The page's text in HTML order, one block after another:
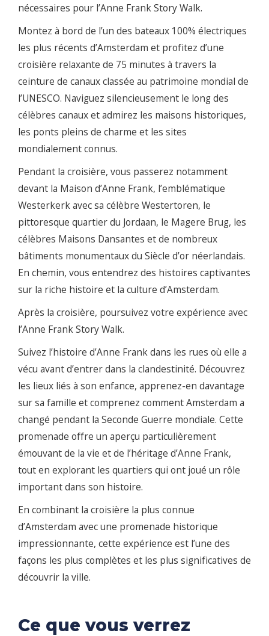
nécessaires pour l’Anne Frank Story Walk.
Montez à bord de l’un des bateaux 100% électriques
les plus récents d’Amsterdam et profitez d’une
croisière relaxante de 75 minutes à travers la
ceinture de canaux classée au patrimoine mondial de
l’UNESCO. Naviguez silencieusement le long des
célèbres canaux et admirez les maisons historiques,
les ponts pleins de charme et les sites
mondialement connus.
Pendant la croisière, vous passerez notamment
devant la Maison d’Anne Frank, l’emblématique
Westerkerk avec sa célèbre Westertoren, le
pittoresque quartier du Jordaan, le Magere Brug, les
célèbres Maisons Dansantes et de nombreux
bâtiments monumentaux du Siècle d’or néerlandais.
En chemin, vous entendrez des histoires captivantes
sur la riche histoire et la culture d’Amsterdam.
Après la croisière, poursuivez votre expérience avec
l’Anne Frank Story Walk.
Suivez l’histoire d’Anne Frank dans les rues où elle a
vécu avant d’entrer dans la clandestinité. Découvrez
les lieux liés à son enfance, apprenez-en davantage
sur sa famille et comprenez comment Amsterdam a
changé pendant la Seconde Guerre mondiale. Cette
promenade offre un aperçu particulièrement
émouvant de la vie et de l’héritage d’Anne Frank,
tout en explorant les quartiers qui ont joué un rôle
important dans son histoire.
En combinant la croisière la plus connue
d’Amsterdam avec une promenade historique
impressionnante, cette expérience est l’une des
façons les plus complètes et les plus significatives de
découvrir la ville.
Ce que vous verrez